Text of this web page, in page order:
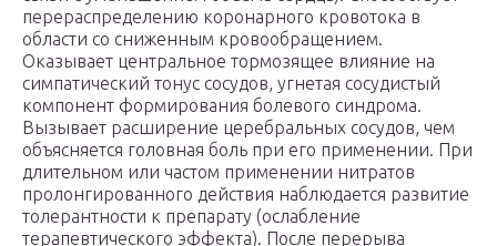
перераспределению коронарного кровотока в
области со сниженным кровообращением.
Оказывает центральное тормозящее влияние на
симпатический тонус сосудов, угнетая сосудистый
компонент формирования болевого синдрома.
Вызывает расширение церебральных сосудов, чем
объясняется головная боль при его применении. При
длительном или частом применении нитратов
пролонгированного действия наблюдается развитие
толерантности к препарату (ослабление
терапевтического эффекта). После перерыва